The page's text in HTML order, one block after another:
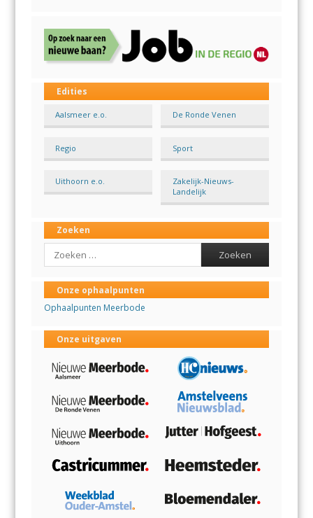
Edities
Aalsmeer e.o. De Ronde Venen
Regio Sport
Uithoorn e.o.
Zakelijk-Nieuws-
Landelijk
Zoeken
Search
Onze ophaalpunten
Ophaalpunten Meerbode
Onze uitgaven